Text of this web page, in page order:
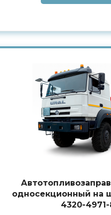
односекционный на
4320-